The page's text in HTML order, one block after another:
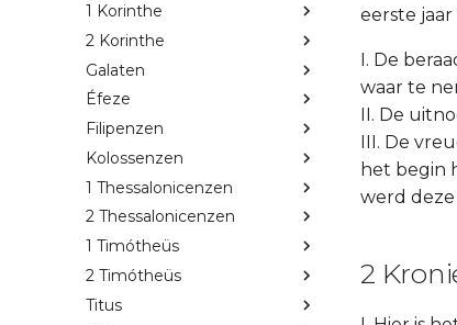
1 Korinthe
2 Korinthe
Galaten
Éfeze
Filipenzen
Kolossenzen
1 Thessalonicenzen
2 Thessalonicenzen
1 Timótheüs
2 Timótheüs
Titus
eerste
I. De
waar te
II. De
III. De
het begin
werd
2